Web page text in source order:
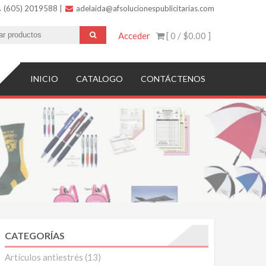
(605) 2019588 adelaida@afsolucionespublicitarias.com
[ 0 / $0.00 ]
Acceder
INICIO CATALOGO CONTÁCTENOS
CATEGORÍAS
Artículos antiestrés (13)